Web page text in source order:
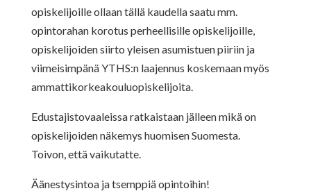
opiskelijoille ollaan tällä kaudella saatu mm.
opintorahan korotus perheellisille opiskelijoille,
opiskelijoiden siirto yleisen asumistuen piiriin ja
viimeisimpänä YTHS:n laajennus koskemaan myös
ammattikorkeakouluopiskelijoita.
Edustajistovaaleissa ratkaistaan jälleen mikä on
opiskelijoiden näkemys huomisen Suomesta.
Toivon, että vaikutatte.
Äänestysintoa ja tsemppiä opintoihin!